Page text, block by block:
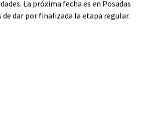
La próxima fecha es en Posadas
dar por finalizada la etapa regular.